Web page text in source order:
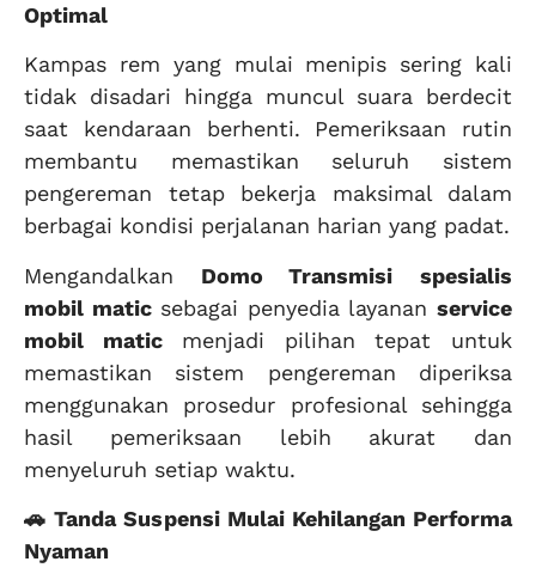
Optimal
Kampas rem yang mulai menipis sering kali
tidak disadari hingga muncul suara berdecit
saat kendaraan berhenti. Pemeriksaan rutin
membantu memastikan seluruh sistem
pengereman tetap bekerja maksimal dalam
berbagai kondisi perjalanan harian yang padat.
Mengandalkan Domo Transmisi
spesialis
mobil maticsebagai penyedia layananservice
mobil maticmenjadi pilihan tepat untuk
memastikan sistem pengereman diperiksa
menggunakan prosedur profesional sehingga
hasil pemeriksaan lebih akurat dan
menyeluruh setiap waktu.
🚗 Tanda Suspensi Mulai Kehilangan Performa
Nyaman